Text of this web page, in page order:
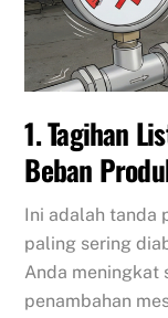
1. Tagihan
Beban
Ini adalah tanda
paling sering
Anda meningkat
penambahan